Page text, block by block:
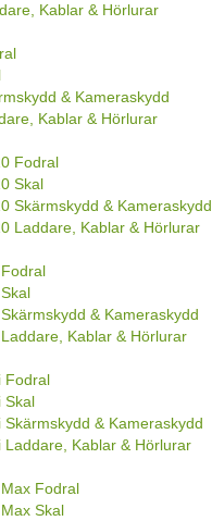
Kablar & Hörlurar
& Kameraskydd
Kablar & Hörlurar
Fodral
Skal
Skärmskydd & Kameraskydd
Laddare, Kablar & Hörlurar
& Kameraskydd
Kablar & Hörlurar
Fodral
Skal
Skärmskydd & Kameraskydd
Laddare, Kablar & Hörlurar
Fodral
Skal